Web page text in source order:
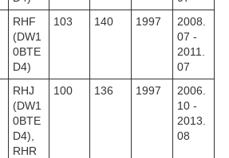
RHF
(DW1
0BTE
D4)
103 140 1997
2008.
07 -
2011.
07
RHJ
(DW1
0BTE
D4),
RHR
100 136 1997
2006.
10 -
2013.
08